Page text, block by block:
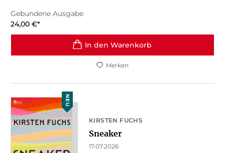
Gebundene Ausgabe
24,00 €*
In den Warenkorb
Merken
NEU
KIRSTEN FUCHS
Sneaker
17.07.2026